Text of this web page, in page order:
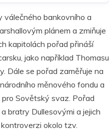
válečného bankovního a
plánem a zmiňuje
kapitolách pořad přináší
jako například Thomasu
Dále se pořad zaměřuje na
měnového fondu a
Sovětský svaz. Pořad
bratry Dullesovými a jejich
okolo tzv.